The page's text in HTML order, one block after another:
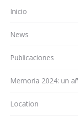
Inicio
News
Publicaciones
Memoria 2024: un
Location